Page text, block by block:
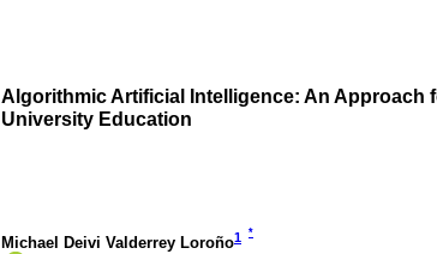
Algorithmic Artificial Intelligence: An Approach
University Education
Michael Deivi Valderrey Loroño1 *